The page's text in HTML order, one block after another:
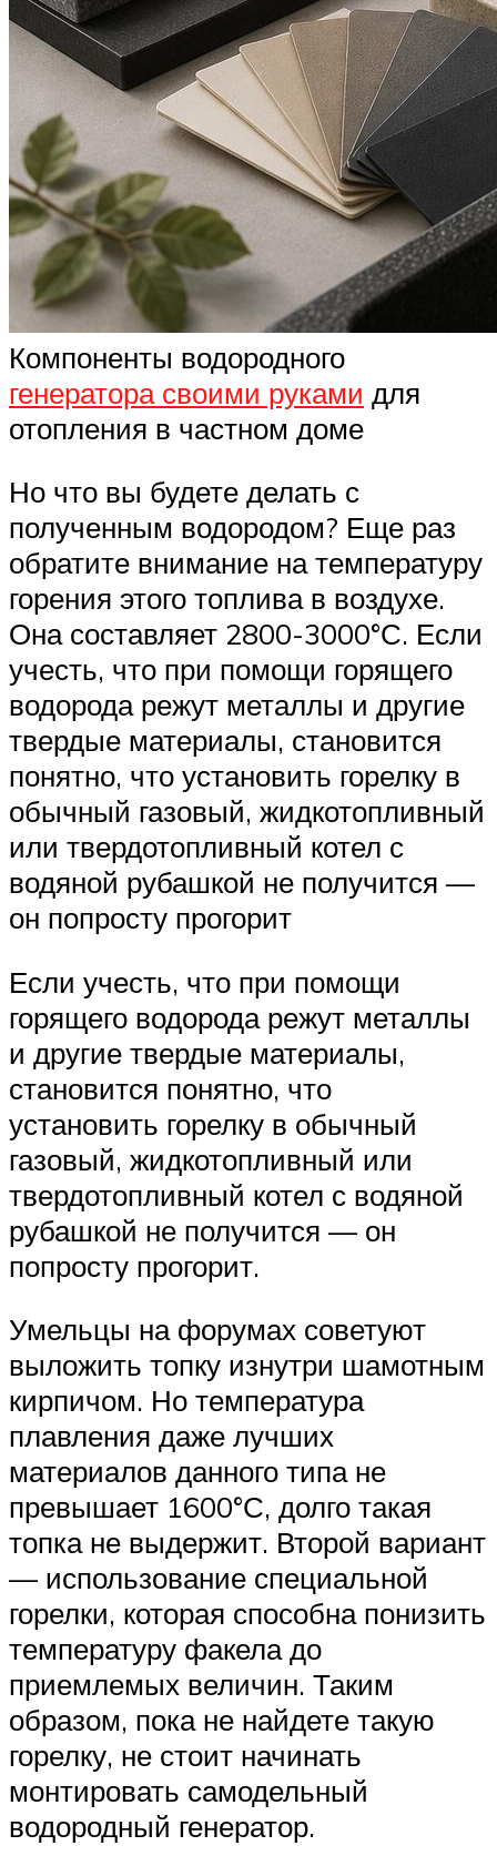
Компоненты водородного
генератора своими руками для
отопления в частном доме
Но что вы будете делать с
полученным водородом? Еще раз
обратите внимание на температуру
горения этого топлива в воздухе.
Она составляет 2800-3000°С. Если
учесть, что при помощи горящего
водорода режут металлы и другие
твердые материалы, становится
понятно, что установить горелку в
обычный газовый, жидкотопливный
или твердотопливный котел с
водяной рубашкой не получится —
он попросту прогорит
Если учесть, что при помощи
горящего водорода режут металлы
и другие твердые материалы,
становится понятно, что
установить горелку в обычный
газовый, жидкотопливный или
твердотопливный котел с водяной
рубашкой не получится — он
попросту прогорит.
Умельцы на форумах советуют
выложить топку изнутри шамотным
кирпичом. Но температура
плавления даже лучших
материалов данного типа не
превышает 1600°С, долго такая
топка не выдержит. Второй вариант
— использование специальной
горелки, которая способна понизить
температуру факела до
приемлемых величин. Таким
образом, пока не найдете такую
горелку, не стоит начинать
монтировать самодельный
водородный генератор.